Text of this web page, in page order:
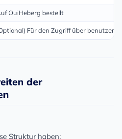
OuiHeberg bestellt
Für den Zugriff über
der
Struktur haben: